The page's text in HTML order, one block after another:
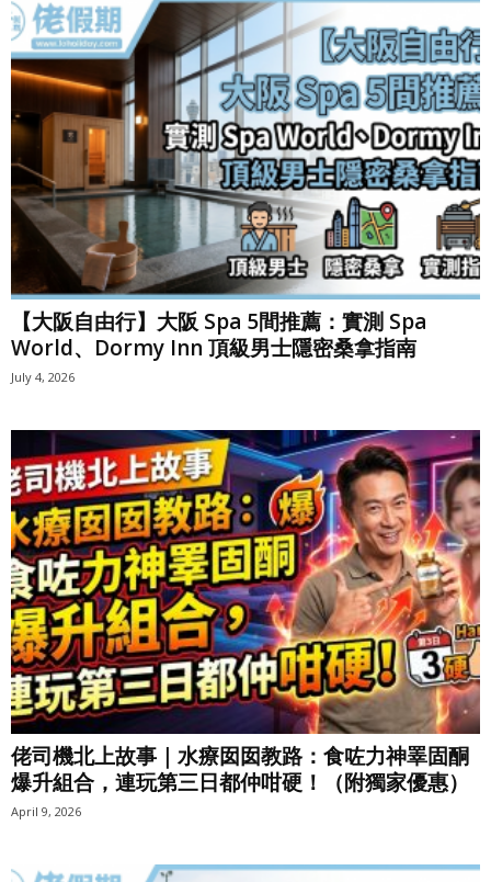
【大阪自由行】大阪 Spa 5間推薦：實測 Spa
World、Dormy Inn 頂級男士隱密桑拿指南
July 4, 2026
佬司機北上故事｜水療囡囡教路：食咗力神睪固酮
爆升組合，連玩第三日都仲咁硬！（附獨家優惠）
April 9, 2026